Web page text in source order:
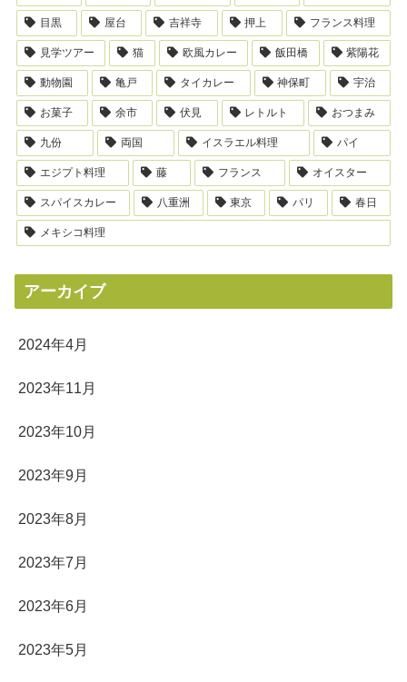
目黒 屋台 吉祥寺 押上 フランス料理
見学ツアー 猫 欧風カレー 飯田橋 紫陽花
動物園 亀戸 タイカレー 神保町 宇治
お菓子 余市 伏見 レトルト おつまみ
九份 両国 イスラエル料理 パイ
エジプト料理 藤 フランス オイスター
スパイスカレー 八重洲 東京 パリ 春日
メキシコ料理
アーカイブ
2024年4月
2023年11月
2023年10月
2023年9月
2023年8月
2023年7月
2023年6月
2023年5月